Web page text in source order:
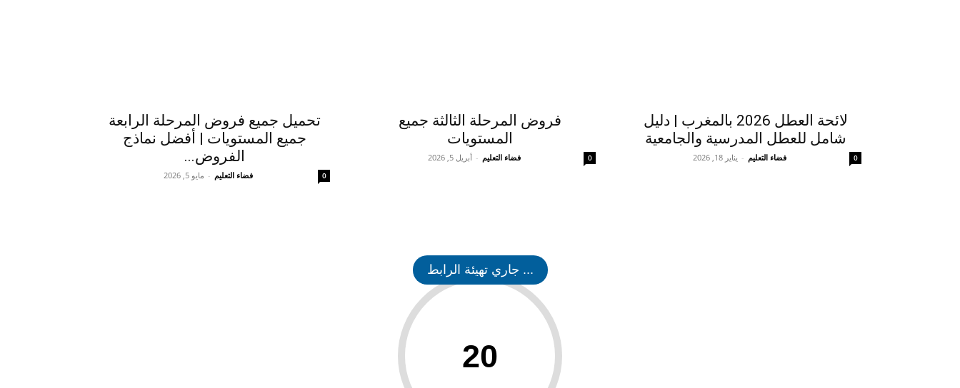
تحميل جميع فروض المرحلة الرابعة
جميع المستويات | أفضل نماذج
الفروض...
فضاء التعليم - مايو 5, 2026 0
فروض المرحلة الثالثة جميع
المستويات
فضاء التعليم - أبريل 5, 2026 0
لائحة العطل 2026 بالمغرب | دليل
شامل للعطل المدرسية والجامعية
فضاء التعليم - يناير 18, 2026 0
... جاري تهيئة الرابط
20